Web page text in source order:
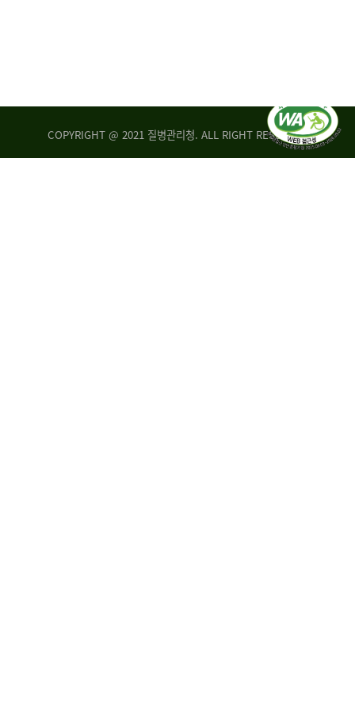
COPYRIGHT @ 2021 질병관리청. ALL RIGHT RESERVED